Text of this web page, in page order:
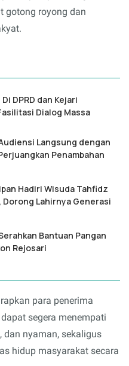
gotong royong dan
DPRD dan Kejari
Dialog Massa
Langsung dengan
Penambahan
Hadiri Wisuda Tahfidz
Dorong Lahirnya Generasi
Bantuan Pangan
Rejosari
para penerima
segera menempati
dan nyaman, sekaligus
hidup masyarakat secara